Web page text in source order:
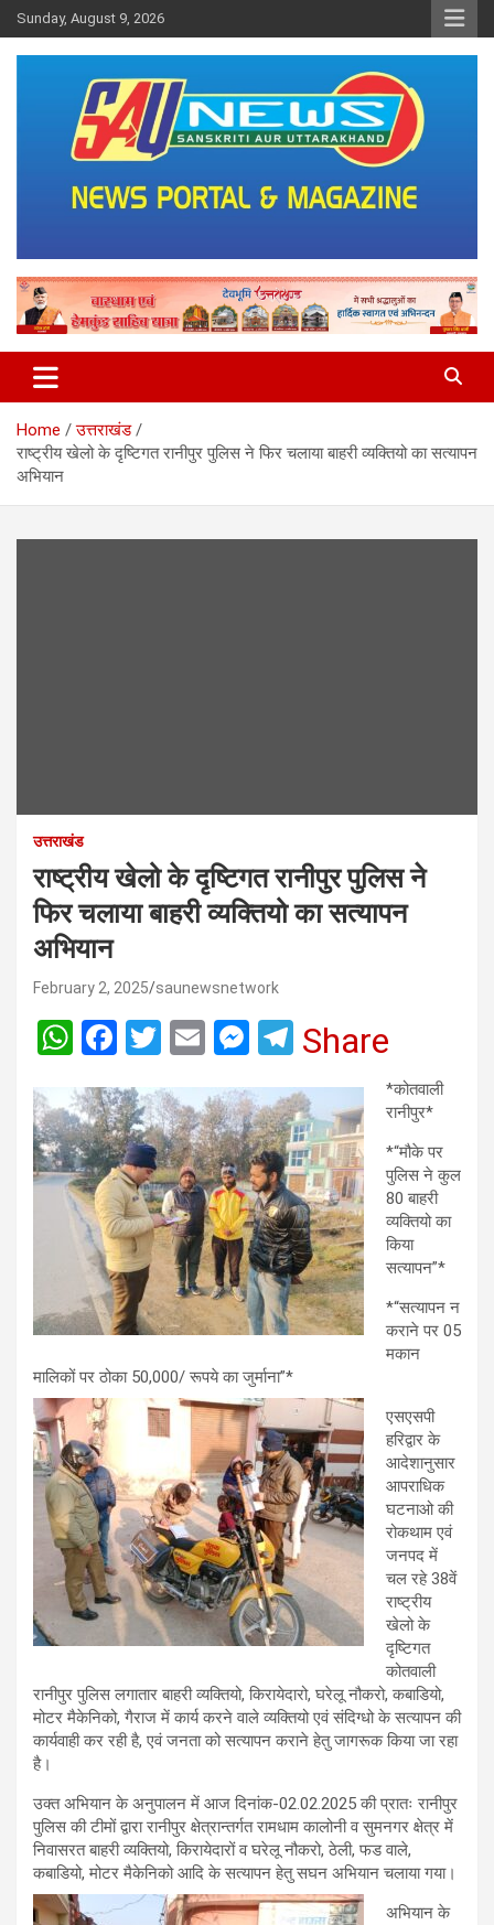
Skip
to
content
Sunday, August 9, 2026
saunewsnetwork
Home
उत्तराखंड
राष्ट्रीय खेलो के दृष्टिगत रानीपुर पुलिस ने फिर चलाया बाहरी व्यक्तियो का सत्यापन
अभियान
उत्तराखंड
राष्ट्रीय खेलो के दृष्टिगत रानीपुर पुलिस ने
फिर चलाया बाहरी व्यक्तियो का सत्यापन
अभियान
February 2, 2025 saunewsnetwork
W
at
s
A
p
p
F
ce
b
o
o
k
T
tt
er
E
ail
M
se
n
g
er
T
e
gr
a
m
Share
*कोतवाली
रानीपुर*
*“मौके पर
पुलिस ने कुल
80 बाहरी
व्यक्तियो का
किया
सत्यापन”*
*“सत्यापन न
कराने पर 05
मकान
मालिकों पर ठोका 50,000/ रूपये का जुर्माना”*
एसएसपी
हरिद्वार के
आदेशानुसार
आपराधिक
घटनाओ की
रोकथाम एवं
जनपद में
चल रहे 38वें
राष्ट्रीय
खेलो के
दृष्टिगत
कोतवाली
रानीपुर पुलिस लगातार बाहरी व्यक्तियो, किरायेदारो, घरेलू नौकरो, कबाडियो,
मोटर मैकेनिको, गैराज में कार्य करने वाले व्यक्तियो एवं संदिग्धो के सत्यापन की
कार्यवाही कर रही है, एवं जनता को सत्यापन कराने हेतु जागरूक किया जा रहा
है।
उक्त अभियान के अनुपालन में आज दिनांक-02.02.2025 की प्रातः रानीपुर
पुलिस की टीमों द्वारा रानीपुर क्षेत्रान्तर्गत रामधाम कालोनी व सुमनगर क्षेत्र में
निवासरत बाहरी व्यक्तियो, किरायेदारों व घरेलू नौकरो, ठेली, फड वाले,
कबाडियो, मोटर मैकेनिको आदि के सत्यापन हेतु सघन अभियान चलाया गया।
अभियान के